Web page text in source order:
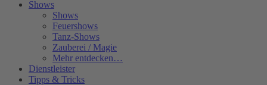
Shows
Shows
Feuershows
Tanz-Shows
Zauberei / Magie
Mehr entdecken…
Dienstleister
Tipps & Tricks